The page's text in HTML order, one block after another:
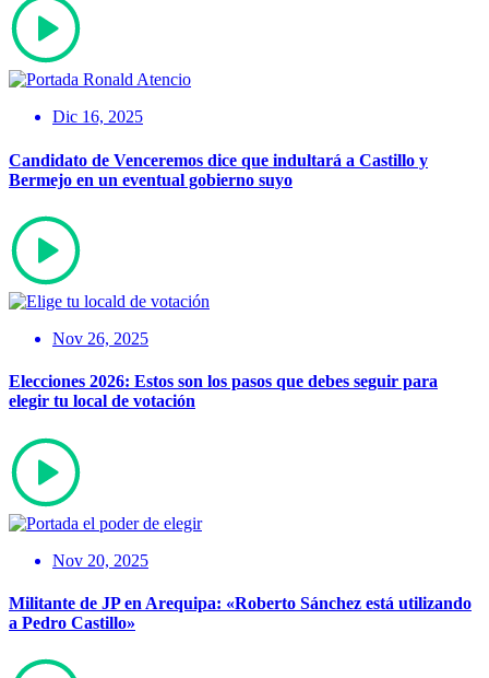
Dic 16, 2025
Candidato de Venceremos dice que indultará a Castillo y
Bermejo en un eventual gobierno suyo
Nov 26, 2025
Elecciones 2026: Estos son los pasos que debes seguir para
elegir tu local de votación
Nov 20, 2025
Militante de JP en Arequipa: «Roberto Sánchez está utilizando
a Pedro Castillo»